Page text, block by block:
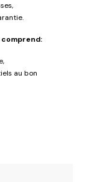
au bon